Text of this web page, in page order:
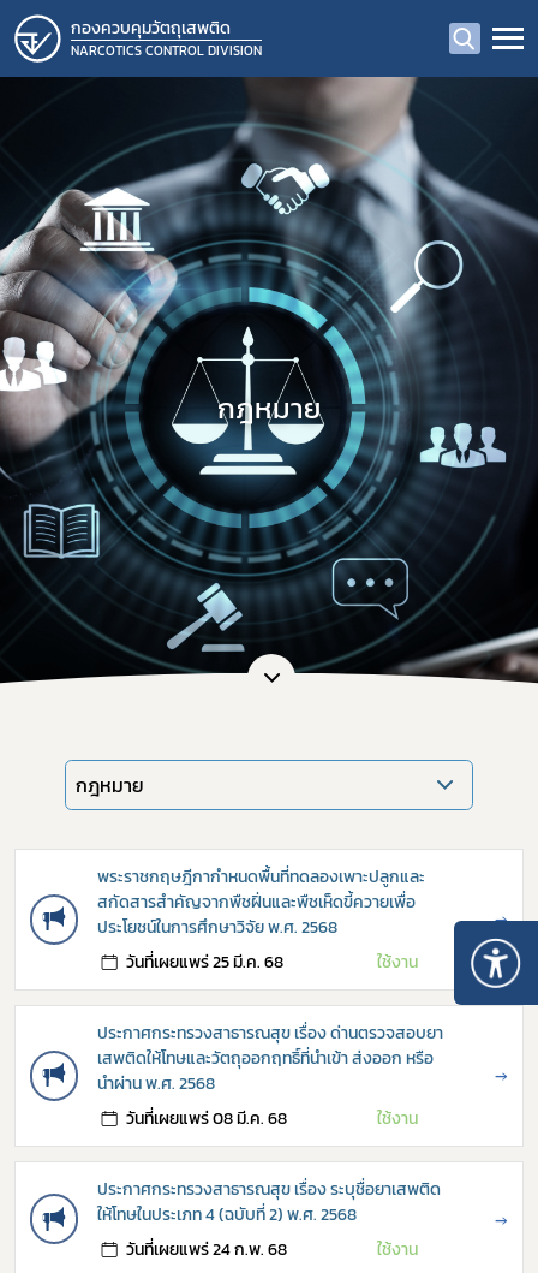
กองควบคุมวัตถุเสพติด
NARCOTICS CONTROL DIVISION
กฎหมาย
กฎหมาย
พระราชกฤษฎีกากำหนดพื้นที่ทดลองเพาะปลูกและ
สกัดสารสำคัญจากพืชฝิ่นและพืชเห็ดขี้ควายเพื่อ
ประโยชน์ในการศึกษาวิจัย พ.ศ. 2568
วันที่เผยแพร่ 25 มี.ค. 68
ใช้งาน
→
ประกาศกระทรวงสาธารณสุข เรื่อง ด่านตรวจสอบยา
เสพติดให้โทษและวัตถุออกฤทธิ์ที่นำเข้า ส่งออก หรือ
นำผ่าน พ.ศ. 2568
วันที่เผยแพร่ 08 มี.ค. 68
ใช้งาน
→
ประกาศกระทรวงสาธารณสุข เรื่อง ระบุชื่อยาเสพติด
ให้โทษในประเภท 4 (ฉบับที่ 2) พ.ศ. 2568
วันที่เผยแพร่ 24 ก.พ. 68
ใช้งาน
→